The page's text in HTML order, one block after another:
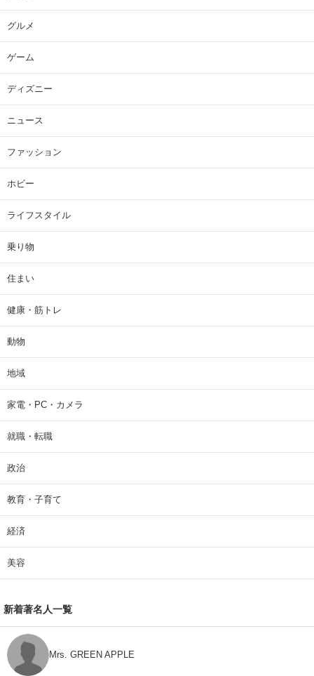
グルメ
ゲーム
ディズニー
ニュース
ファッション
ホビー
ライフスタイル
乗り物
住まい
健康・筋トレ
動物
地域
家電・PC・カメラ
就職・転職
政治
教育・子育て
経済
美容
新着著名人一覧
Mrs. GREEN APPLE